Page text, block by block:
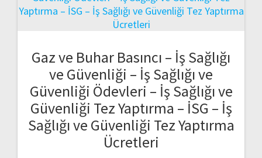
Gaz ve Buhar Basıncı – İş Sağlığı
ve Güvenliği – İş Sağlığı ve
Güvenliği Ödevleri – İş Sağlığı ve
Güvenliği Tez Yaptırma – İSG – İş
Sağlığı ve Güvenliği Tez Yaptırma
Ücretleri